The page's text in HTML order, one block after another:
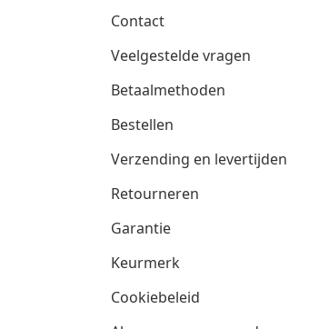
Contact
Veelgestelde vragen
Betaalmethoden
Bestellen
Verzending en levertijden
Retourneren
Garantie
Keurmerk
Cookiebeleid